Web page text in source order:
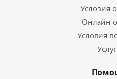
Условия
Онлайн
Условия